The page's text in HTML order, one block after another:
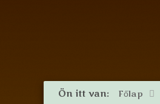
Ön itt van: Főlap